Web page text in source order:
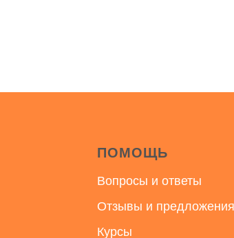
ПОМОЩЬ
Вопросы и ответы
Отзывы и предложения
Курсы